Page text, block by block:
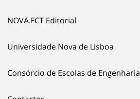
NOVA.FCT Editorial
Universidade Nova de Lisboa
Consórcio de Escolas de Engenharia